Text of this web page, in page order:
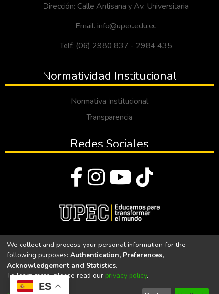
ES
Dirección: Calle Antisana y Av. Universitaria
Email: info@upec.edu.ec
Telf: (06) 2980 837 - 2984 435
Normatividad Institucional
Normativa Institucional
Transparencia
Redes Sociales
Universidad Politécnica Estatal del Carchi
Universidad Politécnica Estatal del Carchi | Acreditada por el
We collect and process your personal information for the
following purposes: Authentication, Preferences,
Acknowledgement and Statistics.
To learn more, please read our privacy policy.